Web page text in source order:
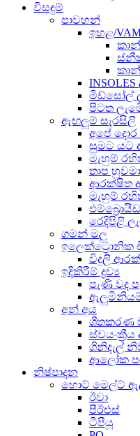
විසඳුම්
පාවහන්
ඉහළ/
මිඩ්සෝල්
පිටත
ඇඟලුම් සැරසිලි
අපේ දොර
සුමට යට
මැහුම්
තාප
ආරක්ෂිත
මැහුම්
රෙදිපිළි
ගමන් මලු
ඉලෙක්ට්‍රොනික
විදුලි
ඉදිකිරීම් ද්‍රව්‍ය
පැණි වද
අන් අය
ශීතකරණ
ගිනිදැල්
ආලෝක
නිෂ්පාදන
හොට් මෙල්ට්
ඊවා
පීඊඑස්
ටීපීයූ